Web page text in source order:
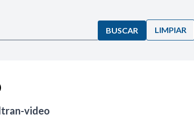
BUSCAR LIMPIAR
video